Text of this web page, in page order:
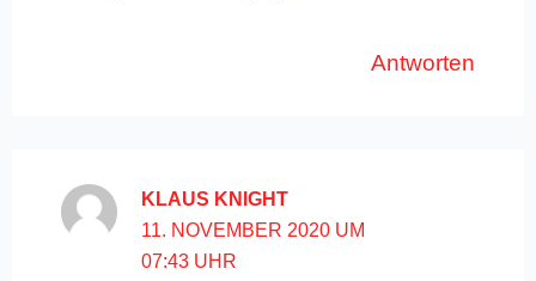
Antworten
KLAUS KNIGHT
11. NOVEMBER 2020 UM
07:43 UHR